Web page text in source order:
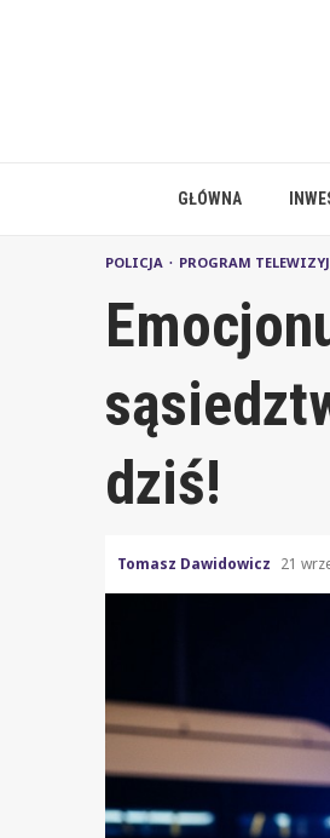
GŁÓWNA
POLICJA PROGRAM
dziś!
Tomasz Dawidowicz 21